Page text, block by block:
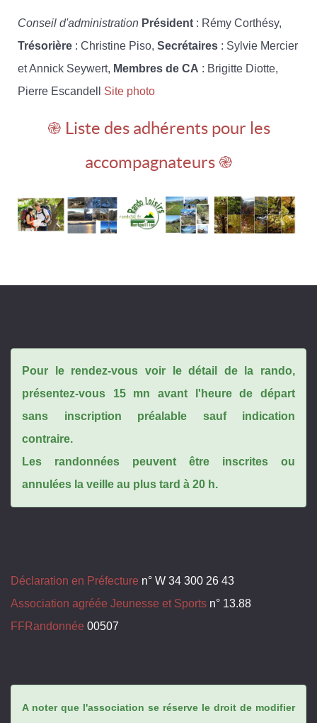
Conseil d'administration Président : Rémy Corthésy,
Trésorière : Christine Piso, Secrétaires : Sylvie Mercier
et Annick Seywert, Membres de CA : Brigitte Diotte,
Pierre Escandell Site photo
֎ Liste des adhérents pour les
accompagnateurs ֎
Pour le rendez-vous voir le détail de la rando,
présentez-vous 15 mn avant l'heure de départ
sans inscription préalable sauf indication
contraire.
Les randonnées peuvent être inscrites ou
annulées la veille au plus tard à 20 h.
Déclaration en Préfecture n° W 34 300 26 43
Association agréée Jeunesse et Sports n° 13.88
FFRandonnée 00507
A noter que l'association se réserve le droit de modifier